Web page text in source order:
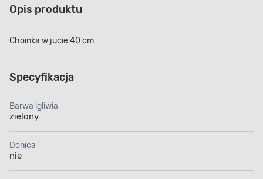
Opis produktu
Choinka w jucie 40 cm
Specyfikacja
Barwa igliwia
zielony
Donica
nie